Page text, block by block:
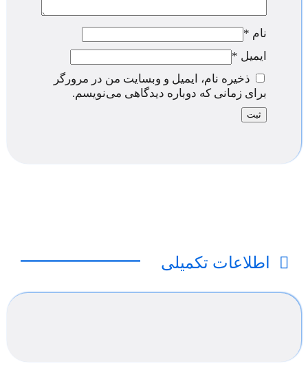
نام *
ایمیل *
ذخیره نام، ایمیل و وبسایت من در مرورگر
برای زمانی که دوباره دیدگاهی می‌نویسم.
اطلاعات تکمیلی